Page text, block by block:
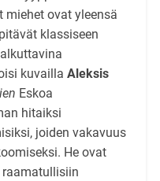
miehet ovat yleensä
klassiseen
kuvailla Aleksis
Eskoa
hitaiksi
joiden vakavuus
He ovat